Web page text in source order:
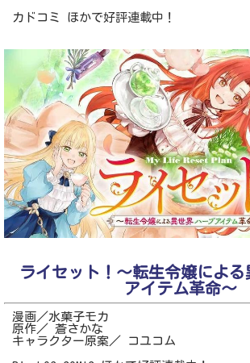
カドコミ ほかで好評連載中！
ライセット！～転生令嬢によ
アイテム革命～
漫画／水菓子モカ
原作／ 蒼さかな
キャラクター原案／ コユコム